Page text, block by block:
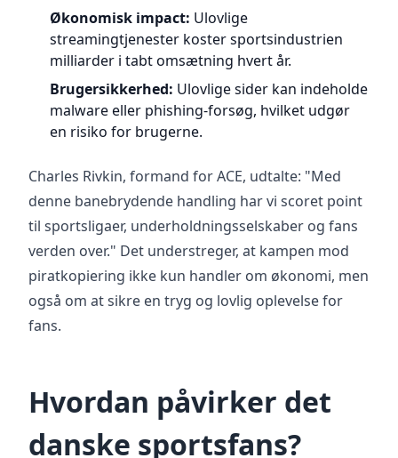
Økonomisk impact: Ulovlige
streamingtjenester koster sportsindustrien
milliarder i tabt omsætning hvert år.
Brugersikkerhed: Ulovlige sider kan indeholde
malware eller phishing-forsøg, hvilket udgør
en risiko for brugerne.
Charles Rivkin, formand for ACE, udtalte: "Med
denne banebrydende handling har vi scoret point
til sportsligaer, underholdningsselskaber og fans
verden over." Det understreger, at kampen mod
piratkopiering ikke kun handler om økonomi, men
også om at sikre en tryg og lovlig oplevelse for
fans.
Hvordan påvirker det
danske sportsfans?